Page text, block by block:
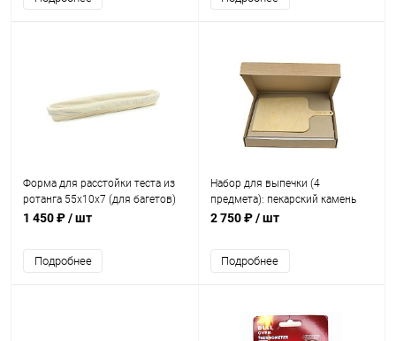
Форма для расстойки теста из
ротанга 55х10х7 (для багетов)
1 450 ₽/ шт
Подробнее
Набор для выпечки (4
предмета): пекарский камень
33х39 + лопатка + коврик +
2 750 ₽/ шт
Подробнее